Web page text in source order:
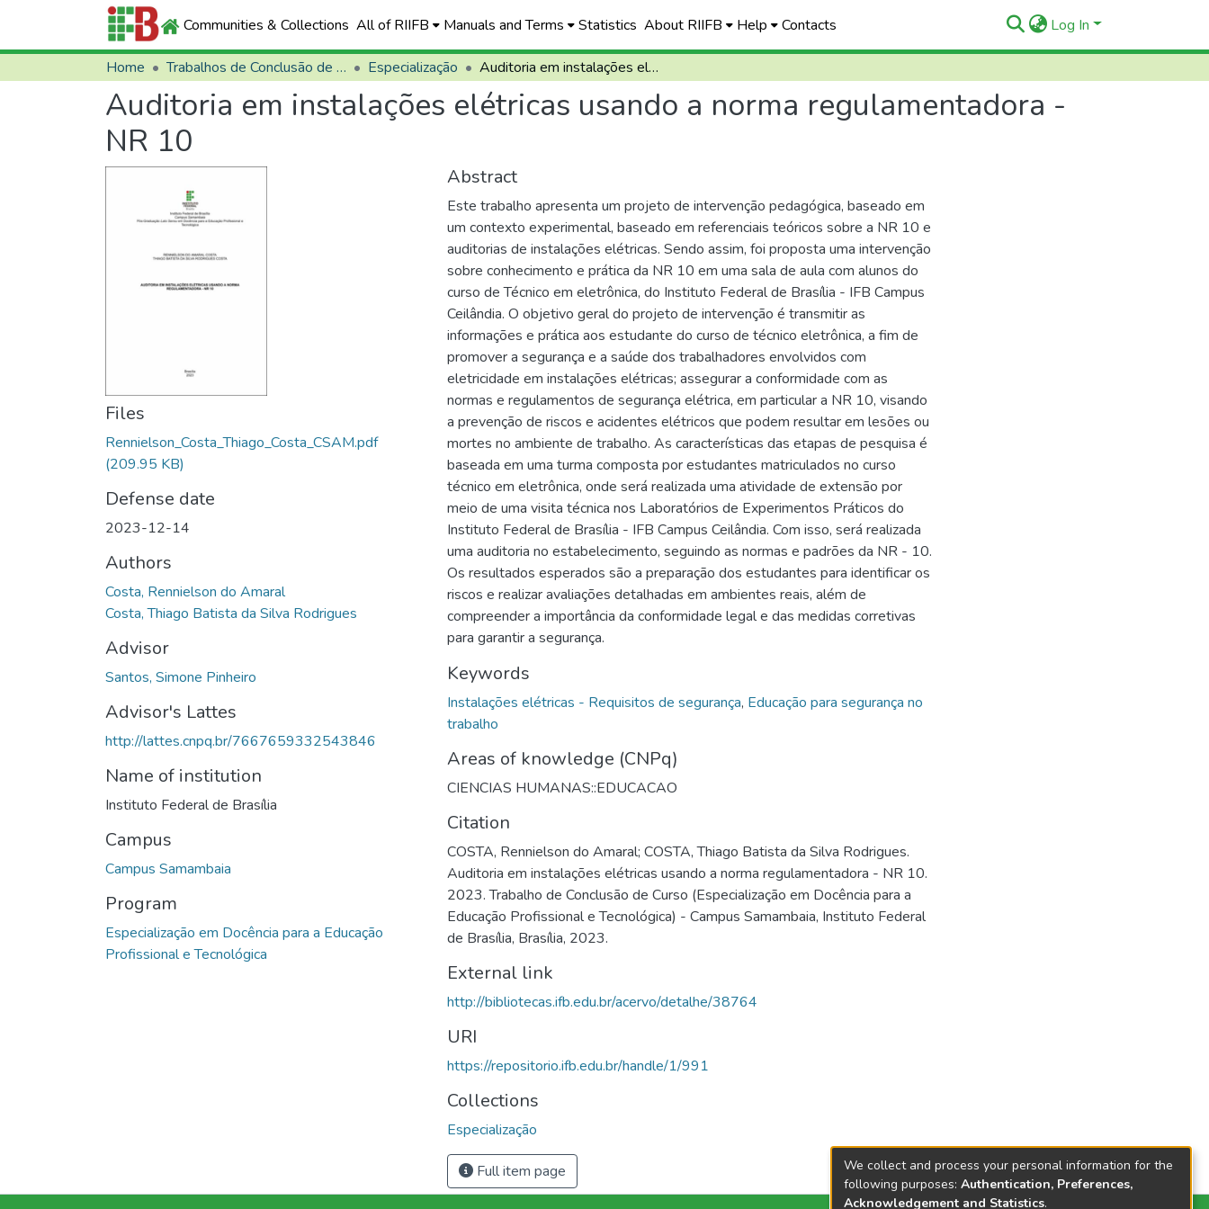
Communities & Collections All of RIIFB Manuals and Terms Statistics About RIIFB Help Contacts Log In
Home Trabalhos de Conclusão de Curso (TCCs) Especialização Auditoria em instalações elétricas usando a norma regulamentadora - NR 10
Auditoria em instalações elétricas usando a norma regulamentadora -
NR 10
Files
Rennielson_Costa_Thiago_Costa_CSAM.pdf
(209.95 KB)
Defense date
2023-12-14
Authors
Costa, Rennielson do Amaral
Costa, Thiago Batista da Silva Rodrigues
Advisor
Santos, Simone Pinheiro
Advisor's Lattes
http://lattes.cnpq.br/7667659332543846
Name of institution
Instituto Federal de Brasília
Campus
Campus Samambaia
Program
Especialização em Docência para a Educação
Profissional e Tecnológica
Abstract
Este trabalho apresenta um projeto de intervenção pedagógica, baseado em
um contexto experimental, baseado em referenciais teóricos sobre a NR 10 e
auditorias de instalações elétricas. Sendo assim, foi proposta uma intervenção
sobre conhecimento e prática da NR 10 em uma sala de aula com alunos do
curso de Técnico em eletrônica, do Instituto Federal de Brasília - IFB Campus
Ceilândia. O objetivo geral do projeto de intervenção é transmitir as
informações e prática aos estudante do curso de técnico eletrônica, a fim de
promover a segurança e a saúde dos trabalhadores envolvidos com
eletricidade em instalações elétricas; assegurar a conformidade com as
normas e regulamentos de segurança elétrica, em particular a NR 10, visando
a prevenção de riscos e acidentes elétricos que podem resultar em lesões ou
mortes no ambiente de trabalho. As características das etapas de pesquisa é
baseada em uma turma composta por estudantes matriculados no curso
técnico em eletrônica, onde será realizada uma atividade de extensão por
meio de uma visita técnica nos Laboratórios de Experimentos Práticos do
Instituto Federal de Brasília - IFB Campus Ceilândia. Com isso, será realizada
uma auditoria no estabelecimento, seguindo as normas e padrões da NR - 10.
Os resultados esperados são a preparação dos estudantes para identificar os
riscos e realizar avaliações detalhadas em ambientes reais, além de
compreender a importância da conformidade legal e das medidas corretivas
para garantir a segurança.
Keywords
Instalações elétricas - Requisitos de segurança, Educação para segurança no
trabalho
Areas of knowledge (CNPq)
CIENCIAS HUMANAS::EDUCACAO
Citation
COSTA, Rennielson do Amaral; COSTA, Thiago Batista da Silva Rodrigues.
Auditoria em instalações elétricas usando a norma regulamentadora - NR 10.
2023. Trabalho de Conclusão de Curso (Especialização em Docência para a
Educação Profissional e Tecnológica) - Campus Samambaia, Instituto Federal
de Brasília, Brasília, 2023.
External link
http://bibliotecas.ifb.edu.br/acervo/detalhe/38764
URI
https://repositorio.ifb.edu.br/handle/1/991
Collections
Especialização
Full item page
We collect and process your personal information for the
following purposes: Authentication, Preferences,
Acknowledgement and Statistics.